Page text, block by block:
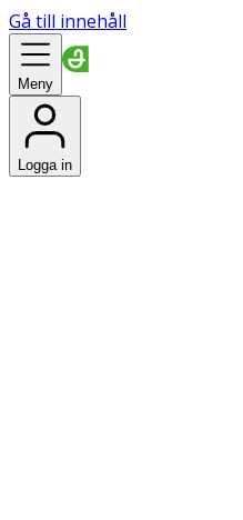
Gå till innehåll
Meny
Logga in